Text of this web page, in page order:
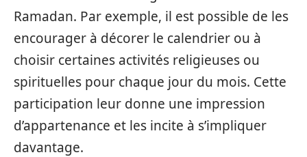
Ramadan. Par exemple, il est possible de les
encourager à décorer le calendrier ou à
choisir certaines activités religieuses ou
spirituelles pour chaque jour du mois. Cette
participation leur donne une impression
d’appartenance et les incite à s’impliquer
davantage.